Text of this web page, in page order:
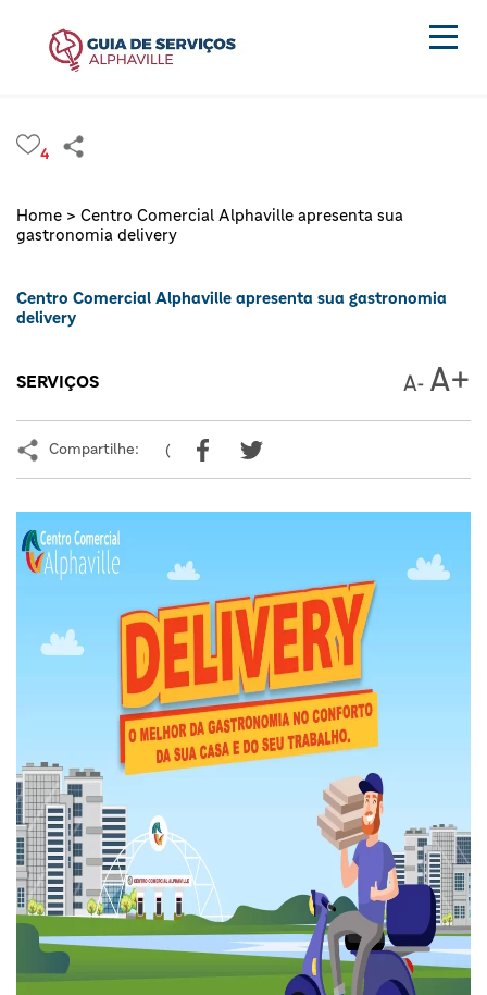
4
Home > Centro Comercial Alphaville apresenta sua
gastronomia delivery
Centro Comercial Alphaville apresenta sua gastronomia
delivery
SERVIÇOS
Compartilhe: (